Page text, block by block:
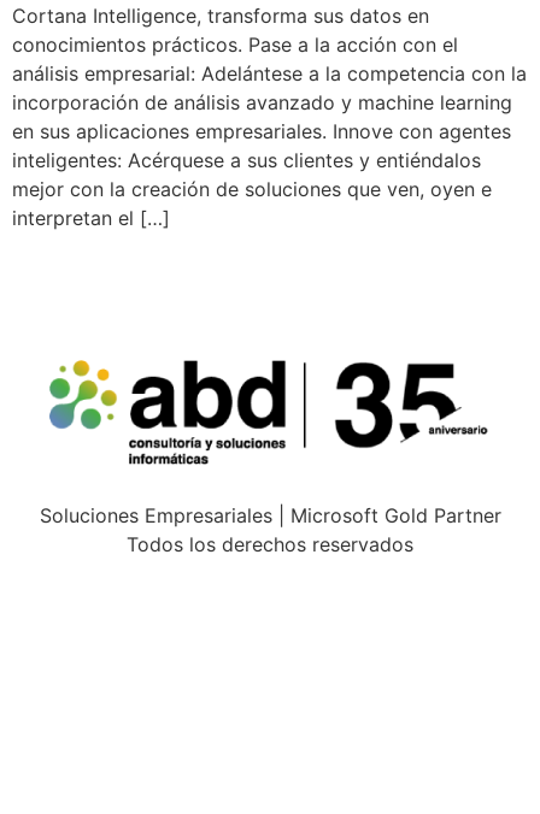
Cortana Intelligence, transforma sus datos en
conocimientos prácticos. Pase a la acción con el
análisis empresarial: Adelántese a la competencia con la
incorporación de análisis avanzado y machine learning
en sus aplicaciones empresariales. Innove con agentes
inteligentes: Acérquese a sus clientes y entiéndalos
mejor con la creación de soluciones que ven, oyen e
interpretan el […]
Soluciones Empresariales | Microsoft Gold Partner
Todos los derechos reservados